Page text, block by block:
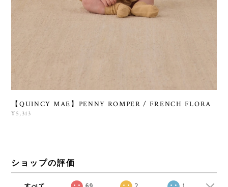
【QUINCY MAE】PENNY ROMPER / FRENCH FLORA
¥5,313
ショップの評価